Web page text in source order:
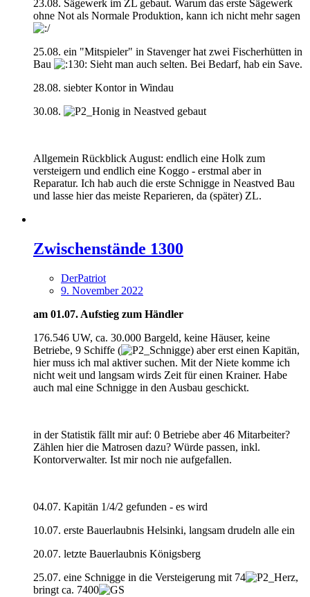
23.08. Sägewerk im ZL gebaut. Warum das erste Sägewerk
ohne Not als Normale Produktion, kann ich nicht mehr sagen
25.08. ein "Mitspieler" in Stavenger hat zwei Fischerhütten in
Bau
Sieht man auch selten. Bei Bedarf, hab ein Save.
28.08. siebter Kontor in Windau
30.08.
in Neastved gebaut
Allgemein Rückblick August: endlich eine Holk zum
versteigern und endlich eine Koggo - erstmal aber in
Reparatur. Ich hab auch die erste Schnigge in Neastved Bau
und lasse hier das meiste Reparieren, da (später) ZL.
Zwischenstände 1300
DerPatriot
9. November 2022
am 01.07. Aufstieg zum Händler
176.546 UW, ca. 30.000 Bargeld, keine Häuser, keine
Betriebe, 9 Schiffe (
) aber erst einen Kapitän,
hier muss ich mal aktiver suchen. Mit der Niete komme ich
nicht weit und langsam wirds Zeit für einen Krainer. Habe
auch mal eine Schnigge in den Ausbau geschickt.
in der Statistik fällt mir auf: 0 Betriebe aber 46 Mitarbeiter?
Zählen hier die Matrosen dazu? Würde passen, inkl.
Kontorverwalter. Ist mir noch nie aufgefallen.
04.07. Kapitän 1/4/2 gefunden - es wird
10.07. erste Bauerlaubnis Helsinki, langsam drudeln alle ein
20.07. letzte Bauerlaubnis Königsberg
25.07. eine Schnigge in die Versteigerung mit 74
,
bringt ca. 7400